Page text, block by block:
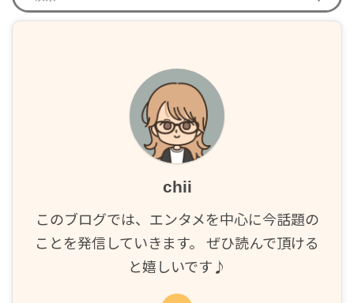
chii
このブログでは、エンタメを中心に今話題の
ことを発信していきます。 ぜひ読んで頂ける
と嬉しいです♪